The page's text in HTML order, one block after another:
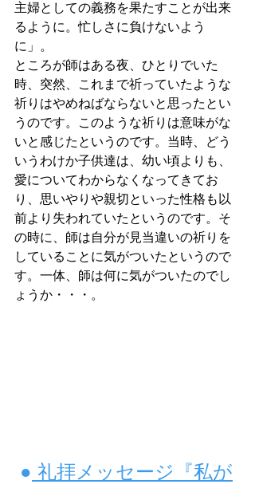
主婦としての義務を果たすことが出来
るように。忙しさに負けないよう
に」。
ところが師はある夜、ひとりでいた
時、突然、これまで祈っていたような
祈りはやめねばならないと思ったとい
うのです。このような祈りは意味がな
いと感じたというのです。当時、どう
いうわけか子供達は、幼い頃よりも、
愛についてわからなくなってきてお
り、思いやりや親切といった性格も以
前より失われていたというのです。そ
の時に、師は自分が見当違いの祈りを
していることに気がついたというので
す。一体、師は何に気がついたのでし
ょうか・・・。
● 礼拝メッセージ『私が